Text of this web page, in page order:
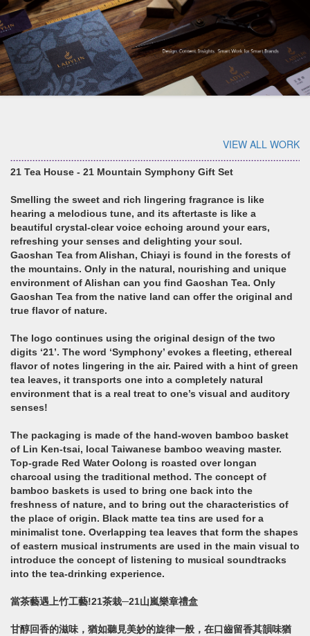
VIEW ALL WORK
21 Tea House - 21 Mountain Symphony Gift Set
Smelling the sweet and rich lingering fragrance is like
hearing a melodious tune, and its aftertaste is like a
beautiful crystal-clear voice echoing around your ears,
refreshing your senses and delighting your soul.
Gaoshan Tea from Alishan, Chiayi is found in the forests of
the mountains. Only in the natural, nourishing and unique
environment of Alishan can you find Gaoshan Tea. Only
Gaoshan Tea from the native land can offer the original and
true flavor of nature.
The logo continues using the original design of the two
digits ‘21’. The word ‘Symphony’ evokes a fleeting, ethereal
flavor of notes lingering in the air. Paired with a hint of green
tea leaves, it transports one into a completely natural
environment that is a real treat to one’s visual and auditory
senses!
The packaging is made of the hand-woven bamboo basket
of Lin Ken-tsai, local Taiwanese bamboo weaving master.
Top-grade Red Water Oolong is roasted over longan
charcoal using the traditional method. The concept of
bamboo baskets is used to bring one back into the
freshness of nature, and to bring out the characteristics of
the place of origin. Black matte tea tins are used for a
minimalist tone. Overlapping tea leaves that form the shapes
of eastern musical instruments are used in the main visual to
introduce the concept of listening to musical soundtracks
into the tea-drinking experience.
當茶藝遇上竹工藝!21茶栽─21山嵐樂章禮盒
甘醇回香的滋味，猶如聽見美妙的旋律一般，在口齒留香其韻味猶